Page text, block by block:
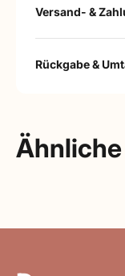
Versand- &
Rückgabe &